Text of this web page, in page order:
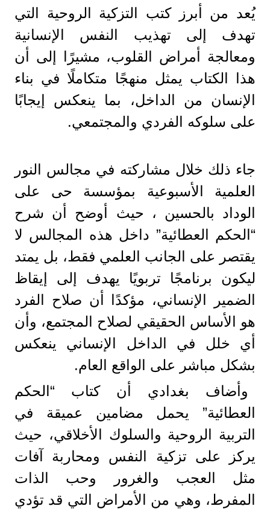
يُعد من أبرز كتب التزكية الروحية التي
تهدف إلى تهذيب النفس الإنسانية
ومعالجة أمراض القلوب، مشيرًا إلى أن
هذا الكتاب يمثل منهجًا متكاملًا في بناء
الإنسان من الداخل، بما ينعكس إيجابًا
على سلوكه الفردي والمجتمعي.
جاء ذلك خلال مشاركته في مجالس النور
العلمية الأسبوعية بمؤسسة حى على
الوداد بالحسين ، حيث أوضح أن شرح
“الحكم العطائية” داخل هذه المجالس لا
يقتصر على الجانب العلمي فقط، بل يمتد
ليكون برنامجًا تربويًا يهدف إلى إيقاظ
الضمير الإنساني، مؤكدًا أن صلاح الفرد
هو الأساس الحقيقي لصلاح المجتمع، وأن
أي خلل في الداخل الإنساني ينعكس
بشكل مباشر على الواقع العام.
وأضاف بغدادي أن كتاب “الحكم
العطائية” يحمل مضامين عميقة في
التربية الروحية والسلوك الأخلاقي، حيث
يركز على تزكية النفس ومحاربة آفات
مثل العجب والغرور وحب الذات
المفرط، وهي من الأمراض التي قد تؤدي